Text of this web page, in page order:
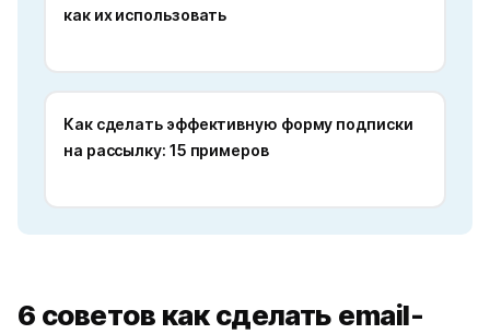
как их использовать
Как сделать эффективную форму подписки
на рассылку: 15 примеров
6 советов как сделать email-